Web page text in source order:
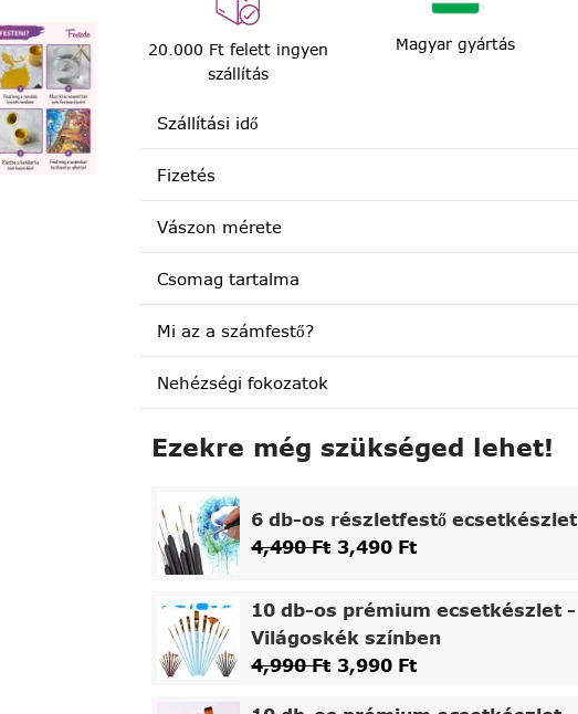
20.000 Ft felett ingyen
szállítás
Magyar gyártás
Szállítási idő
Fizetés
Vászon mérete
Csomag tartalma
Mi az a számfestő?
Nehézségi fokozatok
Ezekre még szükséged lehet!
6 db-os részletfestő ecsetkészlet
4,490Ft 3,490 Ft
10 db-os prémium ecsetkészlet -
Világoskék színben
4,990Ft 3,990 Ft